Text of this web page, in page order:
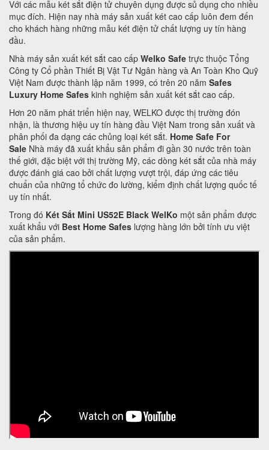
Với các mẫu két sắt điện tử chuyên dụng được sủ dụng cho nhiều
mục đích. Hiện nay nhà máy sản xuất két cao cấp luôn đem đến
cho khách hàng những mẫu két điện tử chất lượng uy tín hàng
đầu.
Nhà máy sản xuất két sắt cao cấp Welko Safe trực thuộc Tổng
Công ty Cổ phần Thiết Bị Vật Tư Ngân hàng và An Toàn Kho Quỹ
Việt Nam được thành lập năm 1999, có trên 20 năm Safes
Luxury Home Safes kinh nghiệm sản xuất két sắt cao cấp.
Hơn 20 năm phát triển hiện nay, WELKO được thị trường đón
nhận, là thương hiệu uy tín hàng đầu Việt Nam trong sản xuất và
phân phối đa dạng các chủng loại két sắt. Home Safe For
Sale Nhà máy đã xuất khẩu sản phẩm đi gần 30 nước trên toàn
thế giới, đặc biệt với thị trường Mỹ, các dòng két sắt của nhà máy
được đánh giá cao bởi chất lượng vượt trội, đáp ứng các tiêu
chuẩn của những tổ chức đo lường, kiểm định chất lượng quốc tế
uy tín nhất.
Trong đó Két Sắt Mini US52E Black WelKo một sản phẩm được
xuất khẩu với Best Home Safes lượng hàng lớn bởi tính ưu việt
của sản phẩm.